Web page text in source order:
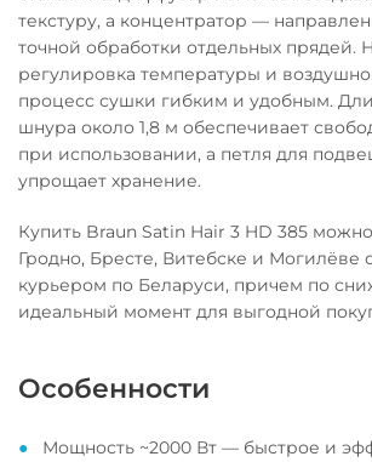
текстуру, а концентратор —
точной обработки отдельных прядей.
регулировка температуры и
процесс сушки гибким и удобным.
шнура около 1,8 м обеспечивает
при использовании, а петля для
упрощает хранение.
Купить Braun Satin Hair 3 HD 385
Гродно, Бресте, Витебске и Могилёве
курьером по Беларуси, причем по
идеальный момент для выгодной
Особенности
Мощность ~2000 Вт — быстрое и